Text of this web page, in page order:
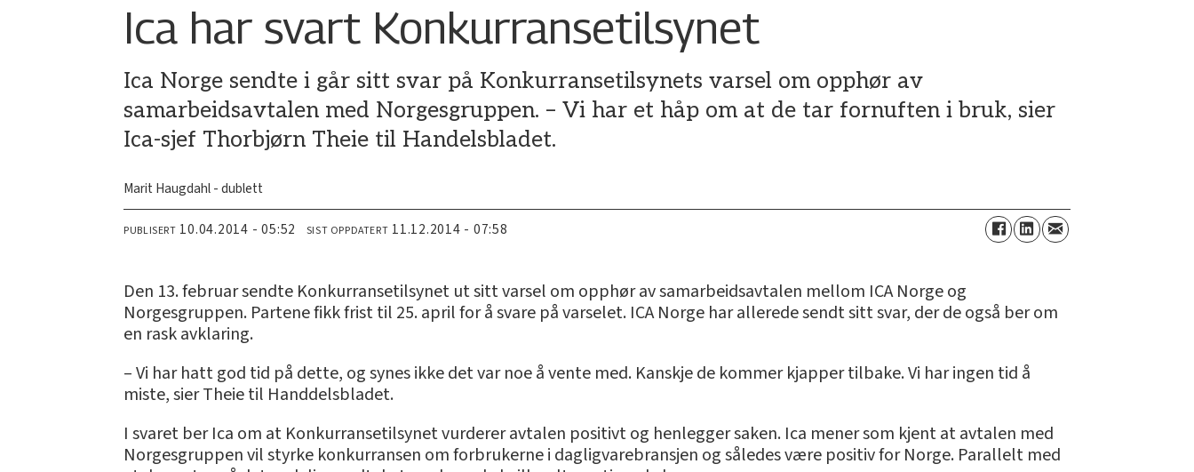
Ica har svart Konkurransetilsynet
Ica Norge sendte i går sitt svar på Konkurransetilsynets varsel om opphør av
samarbeidsavtalen med Norgesgruppen. – Vi har et håp om at de tar fornuften i bruk, sier
Ica-sjef Thorbjørn Theie til Handelsbladet.
Marit Haugdahl - dublett
PUBLISERT 10.04.2014 - 05:52 SIST OPPDATERT 11.12.2014 - 07:58
Den 13. februar sendte Konkurransetilsynet ut sitt varsel om opphør av samarbeidsavtalen mellom ICA Norge og
Norgesgruppen. Partene fikk frist til 25. april for å svare på varselet. ICA Norge har allerede sendt sitt svar, der de også ber om
en rask avklaring.
– Vi har hatt god tid på dette, og synes ikke det var noe å vente med. Kanskje de kommer kjapper tilbake. Vi har ingen tid å
miste, sier Theie til Handdelsbladet.
I svaret ber Ica om at Konkurransetilsynet vurderer avtalen positivt og henlegger saken. Ica mener som kjent at avtalen med
Norgesgruppen vil styrke konkurransen om forbrukerne i dagligvarebransjen og således være positiv for Norge. Parallelt med